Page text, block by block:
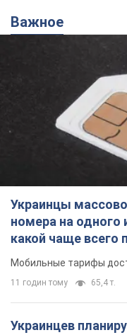
номера на одного
какой чаще всего
Мобильные тарифы
65,4 т.
Украинцев
квартир: "слуга
кто будет
Зачем жилища
12 годин тому 59,2 т.
Украинцы массово
дорогие новые
самая популярная
Какие марки авто